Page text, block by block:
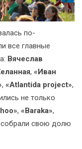
по-
все главные
Вячеслав
, «Иван
, «Atlantida project»,
не только
, «Baraka»,
свою долю